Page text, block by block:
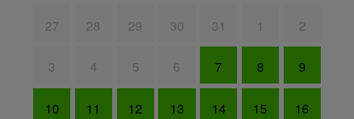
27
28 29 30 31 1 2
3 4 5 6 7 8 9
10 11 12 13 14 15 16